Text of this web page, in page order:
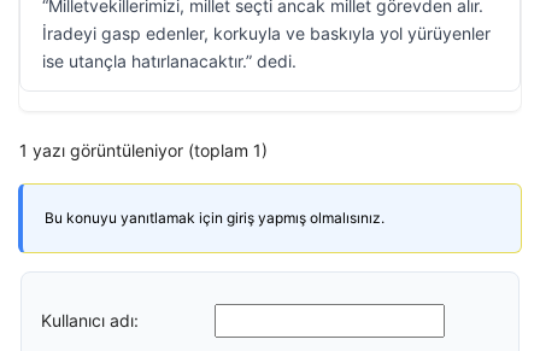
“Milletvekillerimizi, millet seçti ancak millet görevden alır.
İradeyi gasp edenler, korkuyla ve baskıyla yol yürüyenler
ise utançla hatırlanacaktır.” dedi.
1 yazı görüntüleniyor (toplam 1)
Bu konuyu yanıtlamak için giriş yapmış olmalısınız.
Kullanıcı adı: